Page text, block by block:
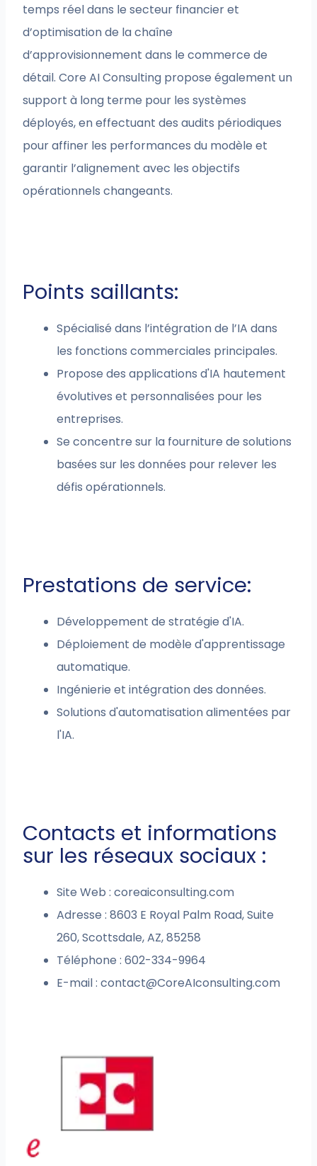
temps réel dans le secteur financier et
d’optimisation de la chaîne
d’approvisionnement dans le commerce de
détail. Core AI Consulting propose également un
support à long terme pour les systèmes
déployés, en effectuant des audits périodiques
pour affiner les performances du modèle et
garantir l’alignement avec les objectifs
opérationnels changeants.
Points saillants:
Spécialisé dans l’intégration de l’IA dans
les fonctions commerciales principales.
Propose des applications d'IA hautement
évolutives et personnalisées pour les
entreprises.
Se concentre sur la fourniture de solutions
basées sur les données pour relever les
défis opérationnels.
Prestations de service:
Développement de stratégie d'IA.
Déploiement de modèle d'apprentissage
automatique.
Ingénierie et intégration des données.
Solutions d'automatisation alimentées par
l'IA.
Contacts et informations
sur les réseaux sociaux :
Site Web : coreaiconsulting.com
Adresse : 8603 E Royal Palm Road, Suite
260, Scottsdale, AZ, 85258
Téléphone : 602-334-9964
E-mail :contact@CoreAIconsulting.com